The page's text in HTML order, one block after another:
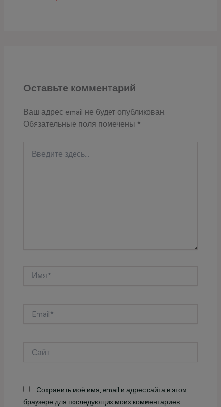
Оставьте комментарий
Ваш адрес email не будет опубликован.
Обязательные поля помечены *
здесь...
Сохранить моё имя, email и адрес сайта в этом
браузере для последующих моих комментариев.